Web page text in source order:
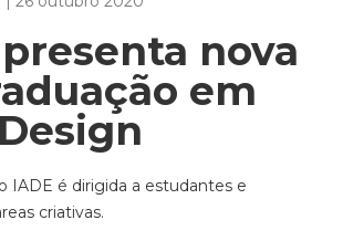
nova
em
IADE é dirigida a estudantes e
criativas.